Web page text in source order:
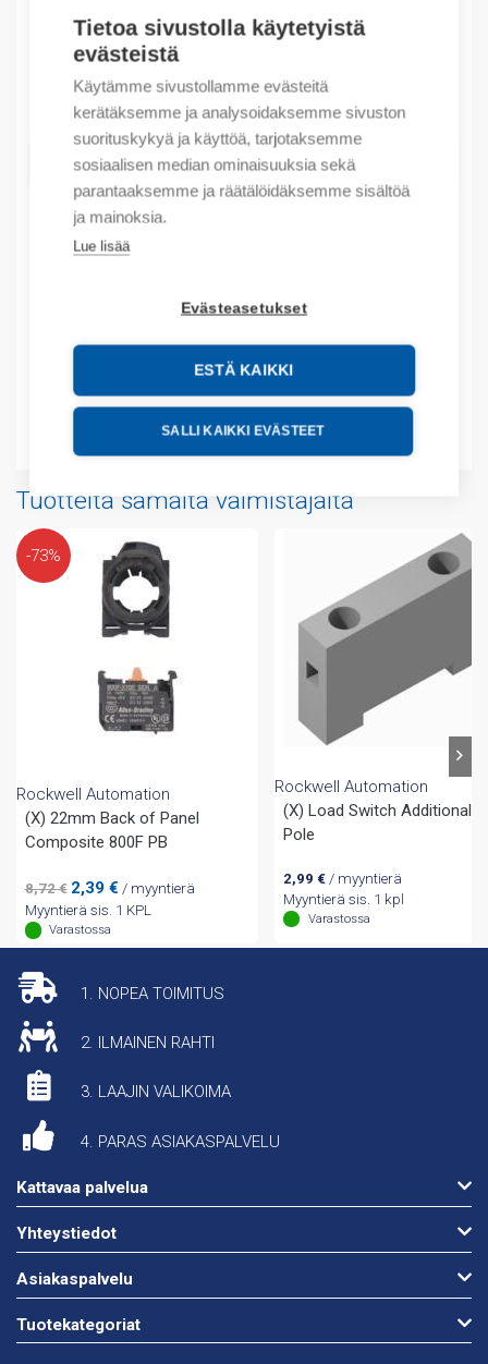
Tietoa sivustolla käytetyistä
evästeistä
Käytämme sivustollamme evästeitä
kerätäksemme ja analysoidaksemme sivuston
suorituskykyä ja käyttöä, tarjotaksemme
sosiaalisen median ominaisuuksia sekä
parantaaksemme ja räätälöidäksemme sisältöä
ja mainoksia.
Lue lisää
Evästeasetukset
ESTÄ KAIKKI
SALLI KAIKKI EVÄSTEET
743,88€ hinta
oli:
743,88 €.
328,23€hinta
328,23 €.
/ myyntierä
Myyntierä sis. 1 KPL
Varastossa
LISÄÄ OSTOSKORIIN
Tilauskoodi: 25AE4P2N104
Product order number: 25AE4P2N104
Valmistajan tuotenumero: 25AE4P2N104
Tuotteita samalta valmistajalta
-73%
Rockwell Automation
(X) 22mm Back of Panel
Composite 800F PB
8,72€ Alkuperäinen
hinta
oli:
8,72 €.
2,39 €Nykyinen
hinta
2,39 €.
/ myyntierä
Myyntierä sis. 1 KPL
Varastossa
Rockwell Automation
(X) Load Switch Additional
Pole
2,99 € / myyntierä
Myyntierä sis. 1 kpl
Varastossa
1. NOPEA TOIMITUS
2. ILMAINEN RAHTI
3. LAAJIN VALIKOIMA
4. PARAS ASIAKASPALVELU
Kattavaa palvelua
Yhteystiedot
Asiakaspalvelu
Tuotekategoriat